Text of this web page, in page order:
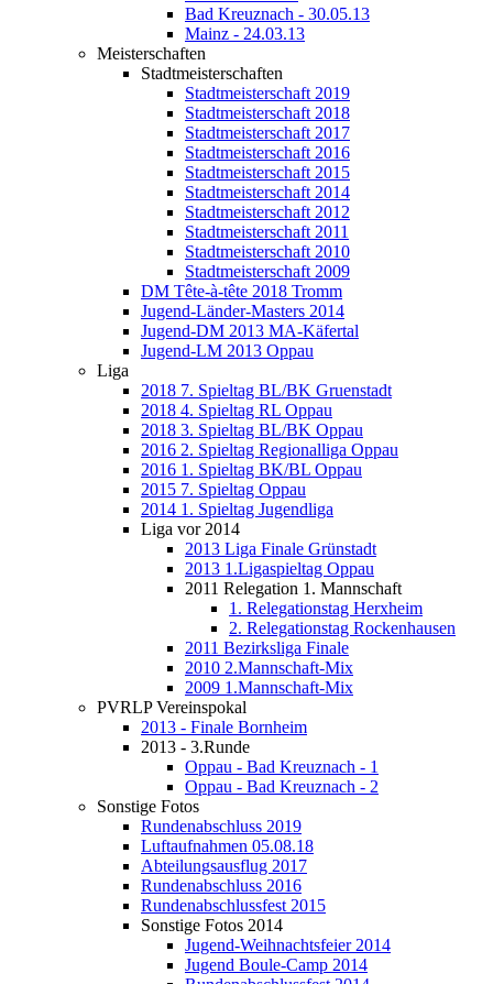
Bad Kreuznach - 30.05.13
Mainz - 24.03.13
Meisterschaften
Stadtmeisterschaften
Stadtmeisterschaft 2019
Stadtmeisterschaft 2018
Stadtmeisterschaft 2017
Stadtmeisterschaft 2016
Stadtmeisterschaft 2015
Stadtmeisterschaft 2014
Stadtmeisterschaft 2012
Stadtmeisterschaft 2011
Stadtmeisterschaft 2010
Stadtmeisterschaft 2009
DM Tête-à-tête 2018 Tromm
Jugend-Länder-Masters 2014
Jugend-DM 2013 MA-Käfertal
Jugend-LM 2013 Oppau
Liga
2018 7. Spieltag BL/BK Gruenstadt
2018 4. Spieltag RL Oppau
2018 3. Spieltag BL/BK Oppau
2016 2. Spieltag Regionalliga Oppau
2016 1. Spieltag BK/BL Oppau
2015 7. Spieltag Oppau
2014 1. Spieltag Jugendliga
Liga vor 2014
2013 Liga Finale Grünstadt
2013 1.Ligaspieltag Oppau
2011 Relegation 1. Mannschaft
1. Relegationstag Herxheim
2. Relegationstag Rockenhausen
2011 Bezirksliga Finale
2010 2.Mannschaft-Mix
2009 1.Mannschaft-Mix
PVRLP Vereinspokal
2013 - Finale Bornheim
2013 - 3.Runde
Oppau - Bad Kreuznach - 1
Oppau - Bad Kreuznach - 2
Sonstige Fotos
Rundenabschluss 2019
Luftaufnahmen 05.08.18
Abteilungsausflug 2017
Rundenabschluss 2016
Rundenabschlussfest 2015
Sonstige Fotos 2014
Jugend-Weihnachtsfeier 2014
Jugend Boule-Camp 2014